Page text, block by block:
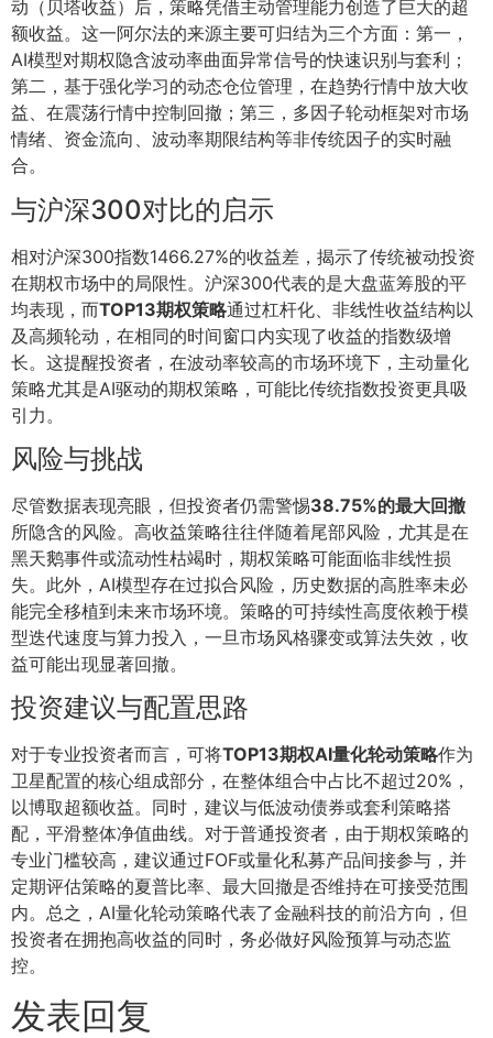
动（贝塔收益）后，策略凭借主动管理能力创造了巨大的超
额收益。这一阿尔法的来源主要可归结为三个方面：第一，
AI模型对期权隐含波动率曲面异常信号的快速识别与套利；
第二，基于强化学习的动态仓位管理，在趋势行情中放大收
益、在震荡行情中控制回撤；第三，多因子轮动框架对市场
情绪、资金流向、波动率期限结构等非传统因子的实时融
合。
与沪深300对比的启示
相对沪深300指数1466.27%的收益差，揭示了传统被动投资
在期权市场中的局限性。沪深300代表的是大盘蓝筹股的平
均表现，而TOP13期权策略通过杠杆化、非线性收益结构以
及高频轮动，在相同的时间窗口内实现了收益的指数级增
长。这提醒投资者，在波动率较高的市场环境下，主动量化
策略尤其是AI驱动的期权策略，可能比传统指数投资更具吸
引力。
风险与挑战
尽管数据表现亮眼，但投资者仍需警惕38.75%的最大回撤
所隐含的风险。高收益策略往往伴随着尾部风险，尤其是在
黑天鹅事件或流动性枯竭时，期权策略可能面临非线性损
失。此外，AI模型存在过拟合风险，历史数据的高胜率未必
能完全移植到未来市场环境。策略的可持续性高度依赖于模
型迭代速度与算力投入，一旦市场风格骤变或算法失效，收
益可能出现显著回撤。
投资建议与配置思路
对于专业投资者而言，可将TOP13期权AI量化轮动策略作为
卫星配置的核心组成部分，在整体组合中占比不超过20%，
以博取超额收益。同时，建议与低波动债券或套利策略搭
配，平滑整体净值曲线。对于普通投资者，由于期权策略的
专业门槛较高，建议通过FOF或量化私募产品间接参与，并
定期评估策略的夏普比率、最大回撤是否维持在可接受范围
内。总之，AI量化轮动策略代表了金融科技的前沿方向，但
投资者在拥抱高收益的同时，务必做好风险预算与动态监
控。
发表回复